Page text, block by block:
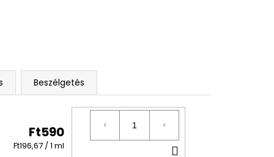
Beszélgetés
Ft590
Egységár:
Ft196,67 / 1 ml